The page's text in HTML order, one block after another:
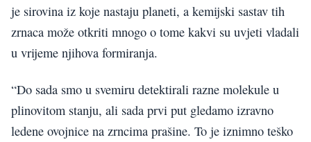
je sirovina iz koje nastaju planeti, a kemijski sastav tih
zrnaca može otkriti mnogo o tome kakvi su uvjeti vladali
u vrijeme njihova formiranja.
“Do sada smo u svemiru detektirali razne molekule u
plinovitom stanju, ali sada prvi put gledamo izravno
ledene ovojnice na zrncima prašine. To je iznimno teško